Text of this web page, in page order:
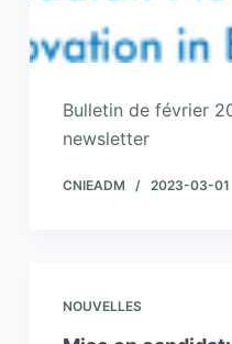
Bulletin de février
newsletter
CNIEADM 2023-03-01
NOUVELLES